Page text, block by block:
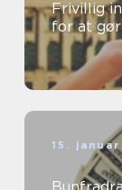
Frivillig
for at
15.